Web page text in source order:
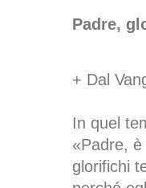
Padre,
+ Dal
In quel
«Padre, è
glorifichi